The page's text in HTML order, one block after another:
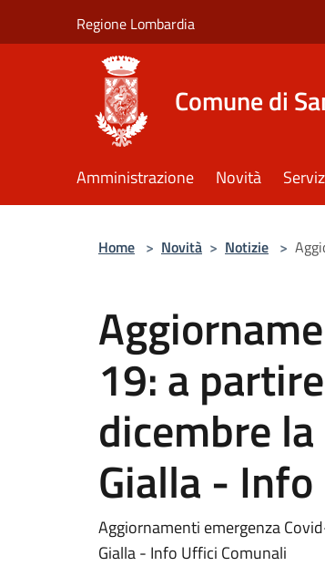
Regione Lombardia
Comune di
Amministrazione Novità
Home > Novità > Notizie >
19: a
dicembre
Gialla -
Aggiornamenti emergenza
Gialla - Info Uffici Comunali